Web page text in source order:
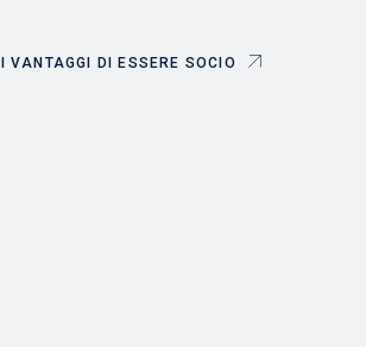
I VANTAGGI DI ESSERE SOCIO